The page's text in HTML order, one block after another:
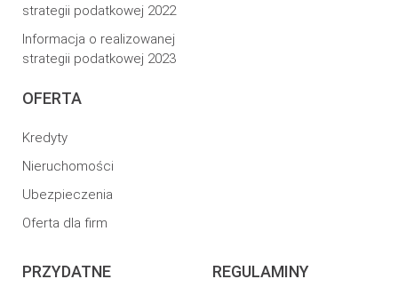
strategii podatkowej 2022
Informacja o realizowanej
strategii podatkowej 2023
OFERTA
Kredyty
Nieruchomości
Ubezpieczenia
Oferta dla firm
PRZYDATNE REGULAMINY